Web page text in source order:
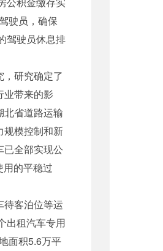
驶员，确保
驾驶员休息排
研究确定了
业带来的影
北省道路运输
规模控制和新
已全部实现公
的平稳过
待客泊位等运
出租汽车专用
面积5.6万平